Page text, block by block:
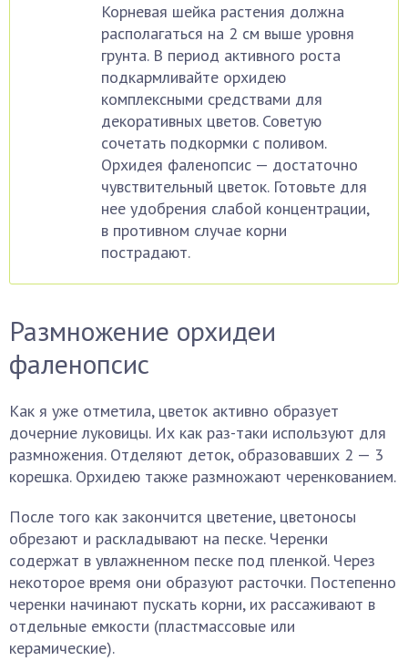
Корневая шейка растения должна
располагаться на 2 см выше уровня
грунта. В период активного роста
подкармливайте орхидею
комплексными средствами для
декоративных цветов. Советую
сочетать подкормки с поливом.
Орхидея фаленопсис — достаточно
чувствительный цветок. Готовьте для
нее удобрения слабой концентрации,
в противном случае корни
пострадают.
Размножение орхидеи
фаленопсис
Как я уже отметила, цветок активно образует
дочерние луковицы. Их как раз-таки используют для
размножения. Отделяют деток, образовавших 2 — 3
корешка. Орхидею также размножают черенкованием.
После того как закончится цветение, цветоносы
обрезают и раскладывают на песке. Черенки
содержат в увлажненном песке под пленкой. Через
некоторое время они образуют расточки. Постепенно
черенки начинают пускать корни, их рассаживают в
отдельные емкости (пластмассовые или
керамические).